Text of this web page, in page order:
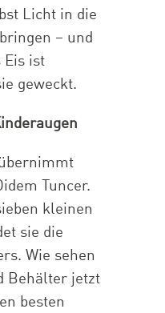
Licht in die
– und
Eis ist
geweckt.
Tuncer.
kleinen
sie die
Wie sehen
Behälter jetzt
besten